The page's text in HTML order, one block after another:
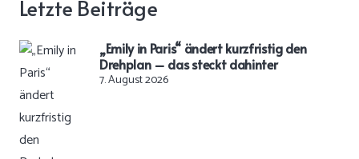
Letzte Beiträge
„Emily in Paris“ ändert kurzfristig den
Drehplan – das steckt dahinter
7. August 2026